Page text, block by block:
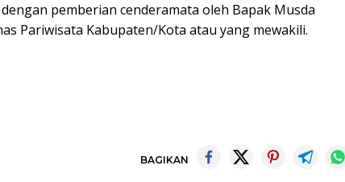
pemberian cenderamata oleh Bapak Musda
Pariwisata Kabupaten/Kota atau yang mewakili.
BAGIKAN